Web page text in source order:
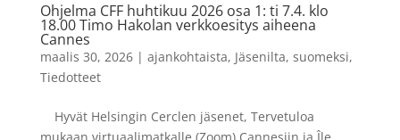
Ohjelma CFF huhtikuu 2026 osa 1: ti 7.4. klo
18.00 Timo Hakolan verkkoesitys aiheena
Cannes
maalis 30, 2026| ajankohtaista, Jäsenilta, suomeksi,
Tiedotteet
Hyvät Helsingin Cerclen jäsenet, Tervetuloa